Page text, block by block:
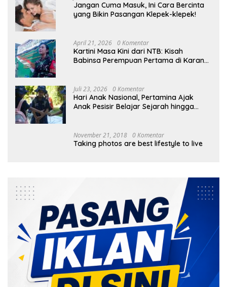
Jangan Cuma Masuk, Ini Cara Bercinta
yang Bikin Pasangan Klepek-klepek!
April 21, 2026 0 Komentar
Kartini Masa Kini dari NTB: Kisah
Babinsa Perempuan Pertama di Karang
Juli 23, 2026 0 Komentar
Hari Anak Nasional, Pertamina Ajak
Anak Pesisir Belajar Sejarah hingga
November 21, 2018 0 Komentar
Taking photos are best lifestyle to live